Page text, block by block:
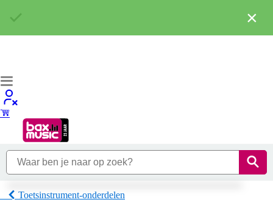
Toetsinstrument-onderdelen
×